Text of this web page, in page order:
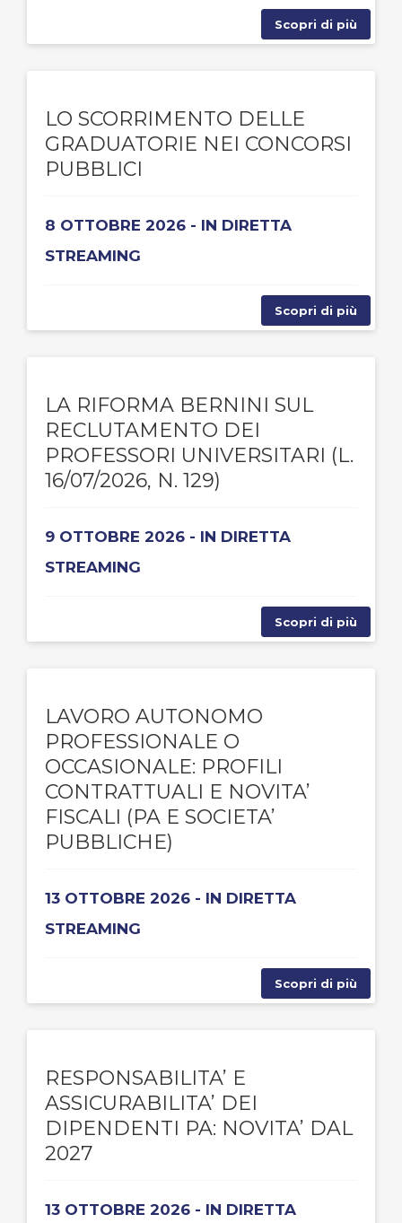
Scopri di più
LO SCORRIMENTO DELLE
GRADUATORIE NEI CONCORSI
PUBBLICI
8 OTTOBRE 2026 - IN DIRETTA
STREAMING
Scopri di più
LA RIFORMA BERNINI SUL
RECLUTAMENTO DEI
PROFESSORI UNIVERSITARI (L.
16/07/2026, N. 129)
9 OTTOBRE 2026 - IN DIRETTA
STREAMING
Scopri di più
LAVORO AUTONOMO
PROFESSIONALE O
OCCASIONALE: PROFILI
CONTRATTUALI E NOVITA’
FISCALI (PA E SOCIETA’
PUBBLICHE)
13 OTTOBRE 2026 - IN DIRETTA
STREAMING
Scopri di più
RESPONSABILITA’ E
ASSICURABILITA’ DEI
DIPENDENTI PA: NOVITA’ DAL
2027
13 OTTOBRE 2026 - IN DIRETTA